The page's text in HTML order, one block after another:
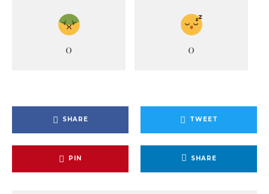
0 0
SHARE TWEET
PIN SHARE